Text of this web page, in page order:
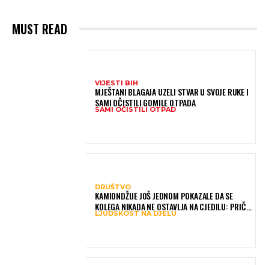
MUST READ
VIJESTI BIH
MJEŠTANI BLAGAJA UZELI STVAR U SVOJE RUKE I
SAMI OČISTILI GOMILE OTPADA
SAMI OČISTILI OTPAD
DRUŠTVO
KAMIONDŽIJE JOŠ JEDNOM POKAZALE DA SE
KOLEGA NIKADA NE OSTAVLJA NA CJEDILU: PRIČA
IZ HAMBURGA DIRNULA MNOGE
LJUDSKOST NA DJELU